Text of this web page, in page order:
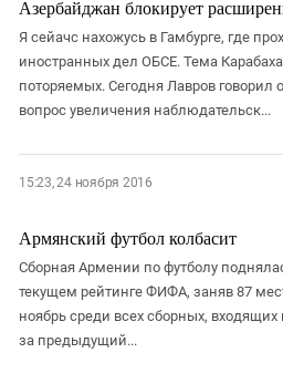
Азербайджан блокирует
Я сейачс нахожусь в Гамбурге, где
иностранных дел ОБСЕ. Тема
поторяемых. Сегодня Лавров говорил
вопрос увеличения наблюдательск...
15:23, 24 ноября 2016
Армянский футбол колбасит
Сборная Армении по футболу
текущем рейтинге ФИФА, заняв 87
ноябрь среди всех сборных,
за предыдущий...